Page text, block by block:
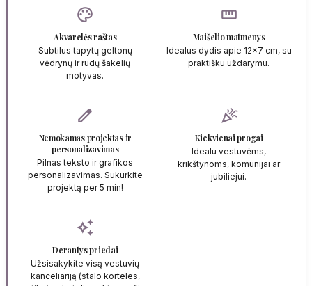
palette
Akvarelės raštas
Subtilus tapytų geltonų
vėdrynų ir rudų šakelių
motyvas.
straighten
Maišelio matmenys
Idealus dydis apie 12x7 cm, su
praktišku uždarymu.
edit
Nemokamas projektas ir
personalizavimas
Pilnas teksto ir grafikos
personalizavimas. Sukurkite
projektą per 5 min!
celebration
Kiekvienai progai
Idealu vestuvėms,
krikštynoms, komunijai ar
jubiliejui.
auto_awesome
Derantys priedai
Užsisakykite visą vestuvių
kanceliariją (stalo korteles,